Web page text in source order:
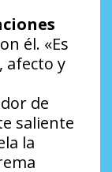
él. «Es
afecto y
de
saliente
la